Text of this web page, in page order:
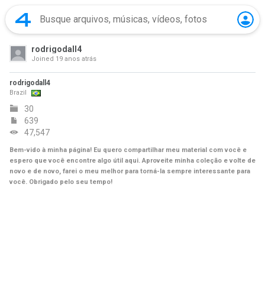
rodrigodall4
Joined 19 anos atrás
rodrigodall4
Brazil
30
639
47,547
Bem-vido à minha página! Eu quero compartilhar meu material com você e
espero que você encontre algo útil aqui. Aproveite minha coleção e volte de
novo e de novo, farei o meu melhor para torná-la sempre interessante para
você. Obrigado pelo seu tempo!